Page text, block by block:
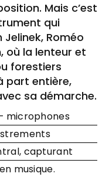
Mais c’est
qui
Jelinek, Roméo
où la lenteur et
forestiers
part entière,
sa démarche.
microphones
capturant
musique.